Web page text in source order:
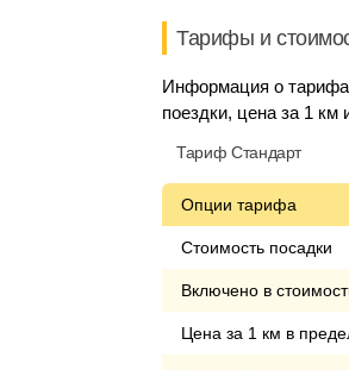
Тарифы и
Информация о
поездки, цена за 1 км
Тариф Стандарт
Опции тарифа
Стоимость посадки
Включено в
Цена за 1 км в